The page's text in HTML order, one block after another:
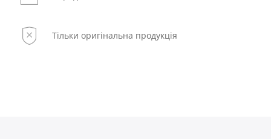
Тільки оригінальна продукція